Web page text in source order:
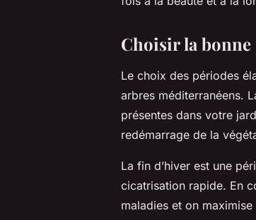
Choisir la bonne
Le choix des périodes
arbres méditerranéens.
présentes dans votre
redémarrage de la
La fin d’hiver est une
cicatrisation rapide. En
maladies et on